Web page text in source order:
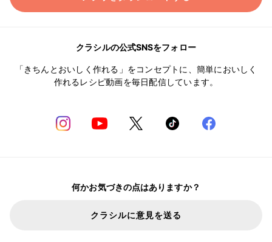
クラシルの公式SNSをフォロー
「きちんとおいしく作れる」をコンセプトに、簡単においしく
作れるレシピ動画を毎日配信しています。
何かお気づきの点はありますか？
クラシルに意見を送る